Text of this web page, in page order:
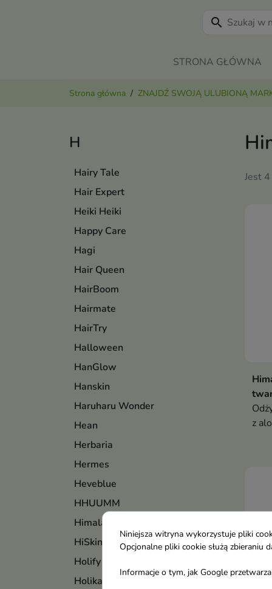
search
STRONA GŁÓWNA
Strona główna ZNAJDŹ SWOJĄ ULUBIONĄ
H
Hairy Tale
Hair Expert
Heiki Heiki
Happy Care
Hagi
Hair Queen
HairBoom
Hairmate
HairTry
Halloween
HanGlow
Hanskin
Haruharu Wonder
Hean
Herbaria
Hermes
Heveblue
HHUUMM
Himalaya
HiSkin
Holify
Holika Holika
Jest
z
Niniejsza witryna wykorzystuje pliki
Opcjonalne pliki cookie służą
Informacje o tym, jak Google